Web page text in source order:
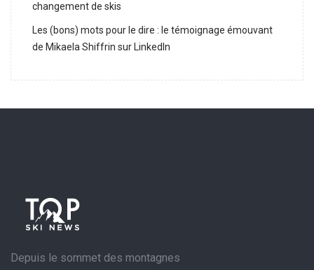
changement de skis
Les (bons) mots pour le dire : le témoignage émouvant
de Mikaela Shiffrin sur LinkedIn
Depuis le sommet des montagnes